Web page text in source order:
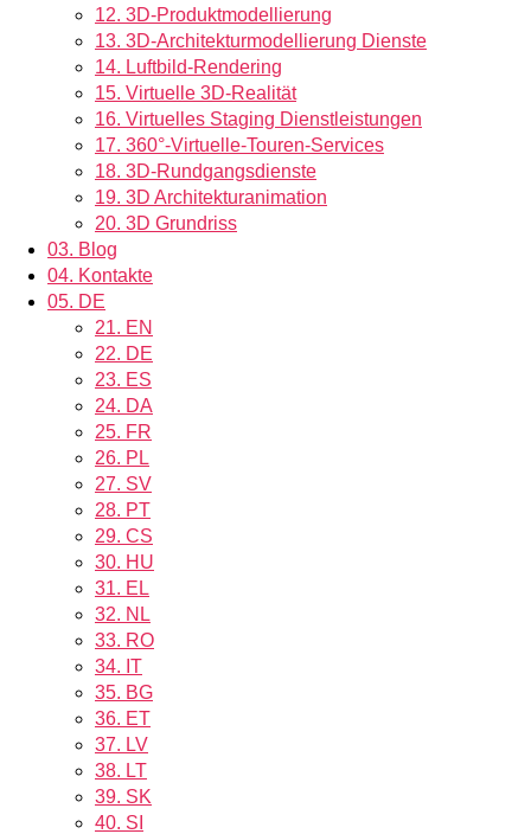
12. 3D-Produktmodellierung
13. 3D-Architekturmodellierung Dienste
14. Luftbild-Rendering
15. Virtuelle 3D-Realität
16. Virtuelles Staging Dienstleistungen
17. 360°-Virtuelle-Touren-Services
18. 3D-Rundgangsdienste
19. 3D Architekturanimation
20. 3D Grundriss
03. Blog
04. Kontakte
05. DE
21. EN
22. DE
23. ES
24. DA
25. FR
26. PL
27. SV
28. PT
29. CS
30. HU
31. EL
32. NL
33. RO
34. IT
35. BG
36. ET
37. LV
38. LT
39. SK
40. SI